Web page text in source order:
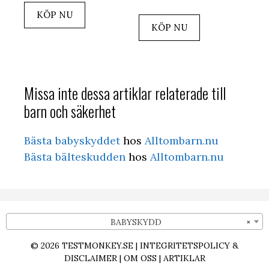
KÖP NU
KÖP NU
Missa inte dessa artiklar relaterade till
barn och säkerhet
Bästa babyskyddethos Alltombarn.nu
Bästa bälteskudden hos Alltombarn.nu
×
BABYSKYDD
© 2026 TESTMONKEY.SE | INTEGRITETSPOLICY &
DISCLAIMER | OM OSS| ARTIKLAR